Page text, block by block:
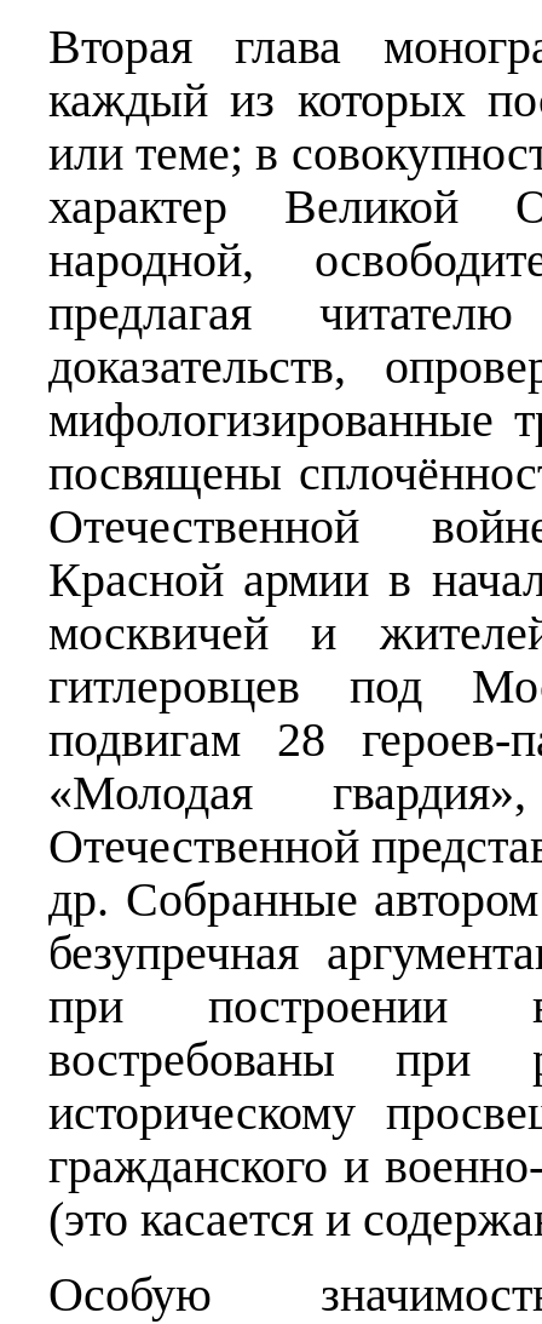
Вторая глава
каждый из которых
или теме; в
характер Великой
народной,
предлагая
доказательств,
мифологизированные
посвящены
Отечественной
Красной армии в
москвичей и
гитлеровцев под
подвигам 28 героев-
«Молодая
Отечественной
др. Собранные
безупречная
при построении
востребованы при
историческому
гражданского и
(это касается и
Особую